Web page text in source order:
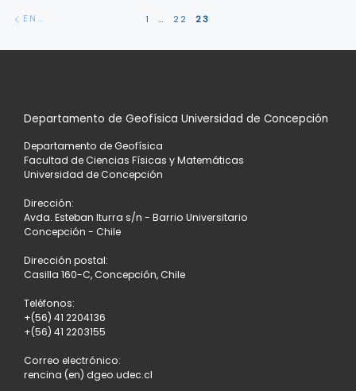
Navegación
de
entradas
Entradas
ENTRADAS SIGUIENTES 1 … 22 23
Departamento de Geofísica Universidad de Concepción
Departamento de Geofísica
Facultad de Ciencias Físicas y Matemáticas
Universidad de Concepción
Dirección:
Avda. Esteban Iturra s/n - Barrio Universitario
Concepción - Chile
Dirección postal:
Casilla 160-C, Concepción, Chile
Teléfonos:
+(56) 41 2204136
+(56) 41 2203155
Correo electrónico:
rencina (en) dgeo.udec.cl